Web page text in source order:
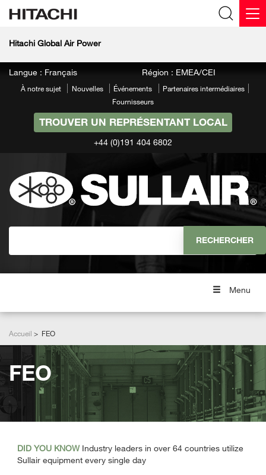
Hitachi Global Air Power
Langue : Français Région : EMEA/CEI
À notre sujet Nouvelles Événements
Partenaires intermédiaires
Fournisseurs
TROUVER UN REPRÉSENTANT LOCAL
+44 (0)191 404 6802
Menu
Accueil FEO
FEO
DID YOU KNOWIndustry leaders in over 64 countries utilize
Sullair equipment every single day